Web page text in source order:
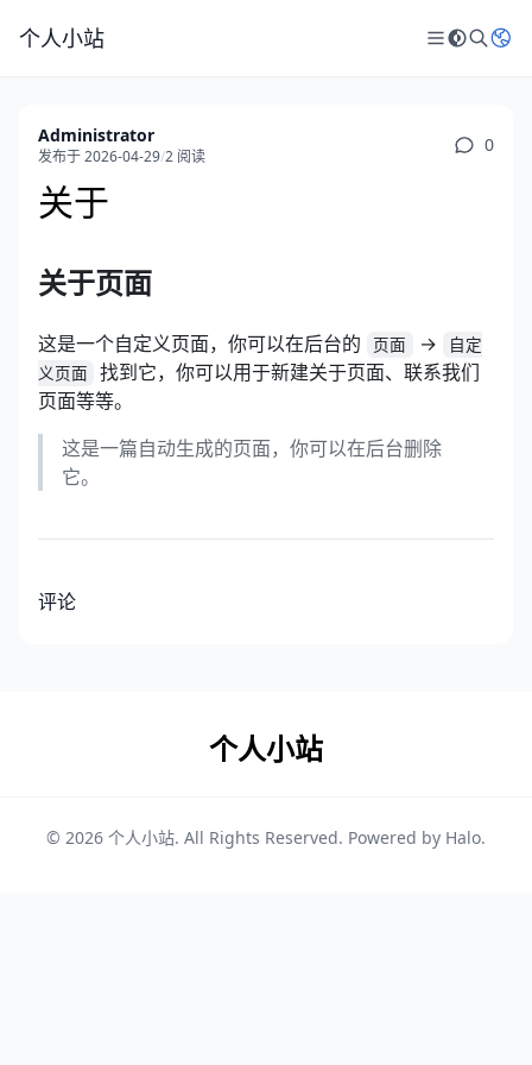
个人小站
Administrator
发布于 2026-04-29/2 阅读
0
关于
关于页面
这是一个自定义页面，你可以在后台的 页面 ->
自定
义页面
找到它，你可以用于新建关于页面、联系我们
页面等等。
这是一篇自动生成的页面，你可以在后台删除
它。
评论
个人小站
© 2026 个人小站. All Rights Reserved. Powered by Halo.